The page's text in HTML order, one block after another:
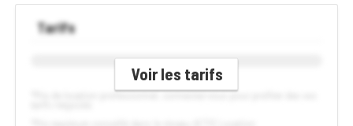
Voir les tarifs
Tarifs
*Prix de location professionnel, connectez-vous pour profiter des vos